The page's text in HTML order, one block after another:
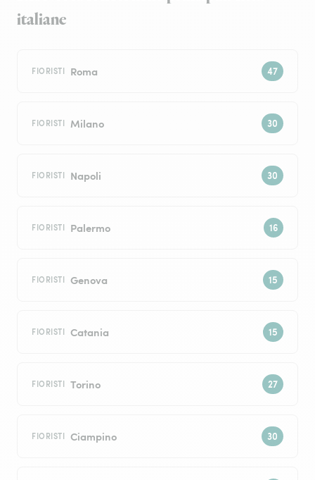
italiane
FIORISTI Roma
FIORISTI Milano
FIORISTI Napoli
FIORISTI Palermo
FIORISTI Genova
FIORISTI Catania
FIORISTI Torino
FIORISTI Ciampino